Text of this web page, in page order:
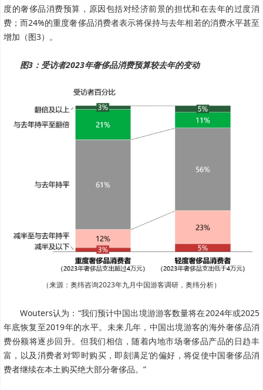
度的奢侈品消费预算，原因包括对经济前景的担忧和在去年的过度消
费；而24%的重度奢侈品消费者表示将保持与去年相若的消费水平甚至
增加（图3）。
图3：受访者2023年奢侈品消费预算较去年的变动
（来源：奥纬咨询2023年九月中国游客调研，奥纬分析）
Wouters认为：“我们预计中国出境游游客数量将在2024年或2025
年底恢复至2019年的水平。未来几年，中国出境游客的海外奢侈品消
费份额将逐步回升。但我们相信，随着内地市场奢侈品产品的日趋丰
富，以及消费者对‘即时购买，即刻满足’的偏好，将促使中国奢侈品消
费者继续在本土购买绝大部分奢侈品。”